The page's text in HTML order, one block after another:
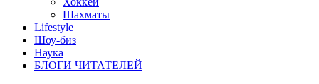
Шахматы
Lifestyle
Шоу-биз
Наука
БЛОГИ ЧИТАТЕЛЕЙ